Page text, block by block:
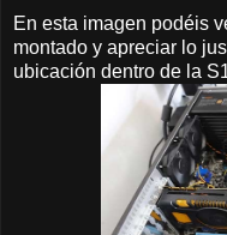
En esta imagen podéis
montado y apreciar lo
ubicación dentro de la